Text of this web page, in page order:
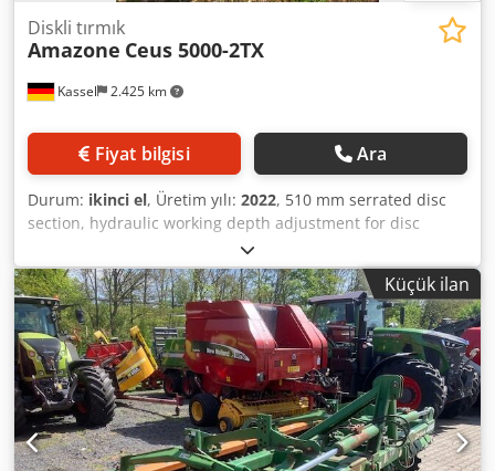
Kassel 2.425 km
Diskli tırmık
Amazone Ceus 5000-2TX
Fiyat bilgisi Ara
Durum: ikinci el, Üretim yılı: 2022, 510 mm serrated disc
section, hydraulic working depth adjustment for disc
section, hydraulic working depth adjustment of the
leveling unit, C-Mix-Ultra tines for Ceus 50, hydraulic
working depth adjustment for tine section with hydraulic
drawbar, HD point 80 mm / (14/K1) Dcodpfx Agstz Tplefjk
Küçük ilan